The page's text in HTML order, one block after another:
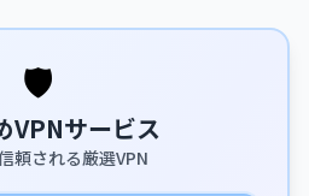
🛡️
VPNサービス
頼される厳選VPN